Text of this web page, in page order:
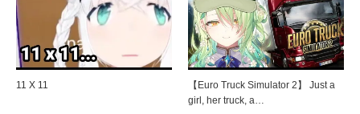
11 X 11
【Euro Truck Simulator 2】 Just a
girl, her truck, a…